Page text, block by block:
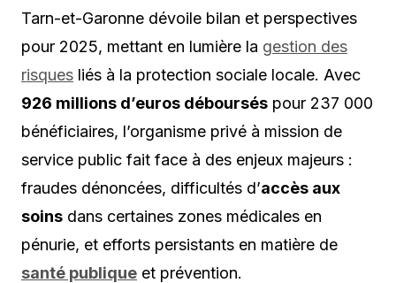
Tarn-et-Garonne dévoile bilan et perspectives
pour 2025, mettant en lumière la gestion des
risques liés à la protection sociale locale. Avec
926 millions d’euros déboursés pour 237 000
bénéficiaires, l’organisme privé à mission de
service public fait face à des enjeux majeurs :
fraudes dénoncées, difficultés d’accès aux
soins dans certaines zones médicales en
pénurie, et efforts persistants en matière de
santé publique et prévention.